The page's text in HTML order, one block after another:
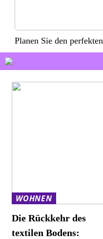
Planen Sie den
WOHNEN
Die Rückkehr des
textilen Bodens: